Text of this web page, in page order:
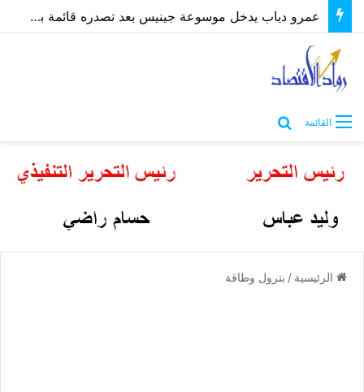
القائمة
الرئيسية / بترول وطاقة